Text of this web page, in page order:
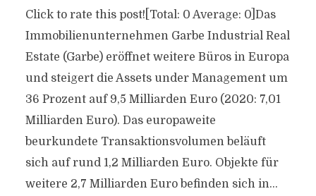
Click to rate this post![Total: 0 Average: 0]Das
Immobilienunternehmen Garbe Industrial Real
Estate (Garbe) eröffnet weitere Büros in Europa
und steigert die Assets under Management um
36 Prozent auf 9,5 Milliarden Euro (2020: 7,01
Milliarden Euro). Das europaweite
beurkundete Transaktionsvolumen beläuft
sich auf rund 1,2 Milliarden Euro. Objekte für
weitere 2,7 Milliarden Euro befinden sich in...